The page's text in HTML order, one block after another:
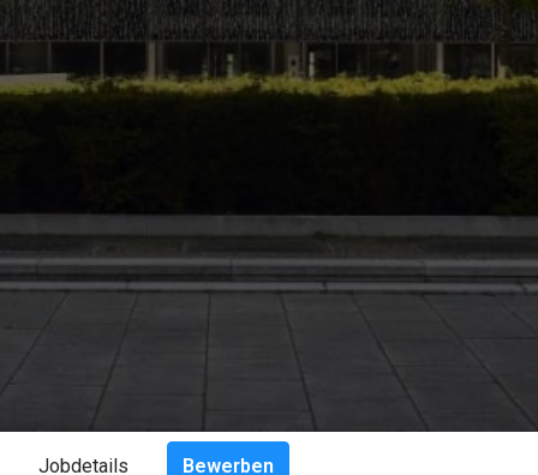
Jobdetails Bewerben